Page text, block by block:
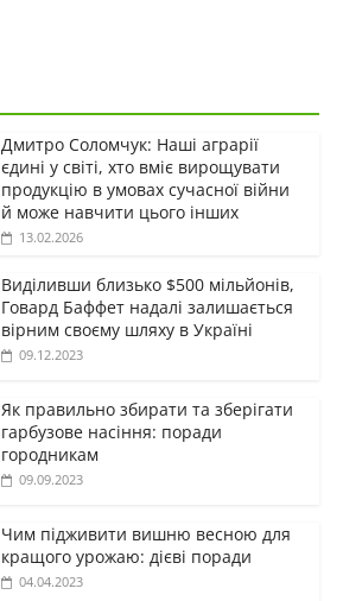
Дмитро Соломчук: Наші аграрії
єдині у світі, хто вміє вирощувати
продукцію в умовах сучасної війни
й може навчити цього інших
13.02.2026
Виділивши близько $500 мільйонів,
Говард Баффет надалі залишається
вірним своєму шляху в Україні
09.12.2023
Як правильно збирати та зберігати
гарбузове насіння: поради
городникам
09.09.2023
Чим підживити вишню весною для
кращого урожаю: дієві поради
04.04.2023